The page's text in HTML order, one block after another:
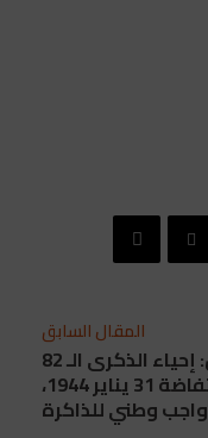
المقال السابق
فاس: إحياء الذكرى الـ 82
لانتفاضة 31 يناير 1944،
واجب وطني للذاكرة